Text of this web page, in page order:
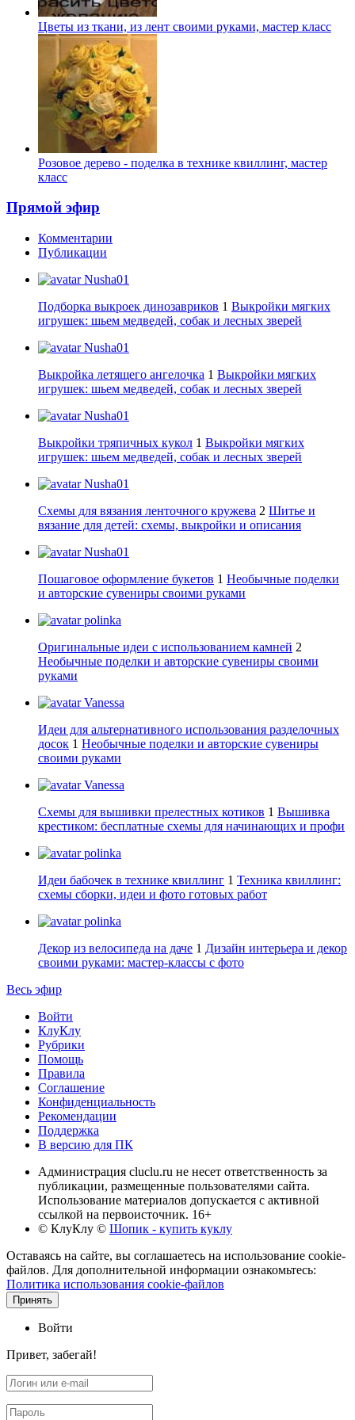
Цветы из ткани, из лент своими руками, мастер класс
Розовое дерево - поделка в технике квиллинг, мастер
класс
Прямой эфир
Комментарии
Публикации
Nusha01
Подборка выкроек динозавриков 1 Выкройки мягких
игрушек: шьем медведей, собак и лесных зверей
Nusha01
Выкройка летящего ангелочка 1 Выкройки мягких
игрушек: шьем медведей, собак и лесных зверей
Nusha01
Выкройки тряпичных кукол 1 Выкройки мягких
игрушек: шьем медведей, собак и лесных зверей
Nusha01
Схемы для вязания ленточного кружева 2 Шитье и
вязание для детей: схемы, выкройки и описания
Nusha01
Пошаговое оформление букетов 1 Необычные поделки
и авторские сувениры своими руками
polinka
Оригинальные идеи с использованием камней 2
Необычные поделки и авторские сувениры своими
руками
Vanessa
Идеи для альтернативного использования разделочных
досок 1 Необычные поделки и авторские сувениры
своими руками
Vanessa
Схемы для вышивки прелестных котиков 1 Вышивка
крестиком: бесплатные схемы для начинающих и профи
polinka
Идеи бабочек в технике квиллинг 1 Техника квиллинг:
схемы сборки, идеи и фото готовых работ
polinka
Декор из велосипеда на даче 1 Дизайн интерьера и декор
своими руками: мастер-классы с фото
Весь эфир
Войти
КлуКлу
Рубрики
Помощь
Правила
Соглашение
Конфиденциальность
Рекомендации
Поддержка
В версию для ПК
Администрация cluclu.ru не несет ответственность за
публикации, размещенные пользователями сайта.
Использование материалов допускается с активной
ссылкой на первоисточник. 16+
© КлуКлу © Шопик - купить куклу
Оставаясь на сайте, вы соглашаетесь на использование cookie-
файлов. Для дополнительной информации ознакомьтесь:
Политика использования cookie-файлов
Принять
Войти
Привет, забегай!